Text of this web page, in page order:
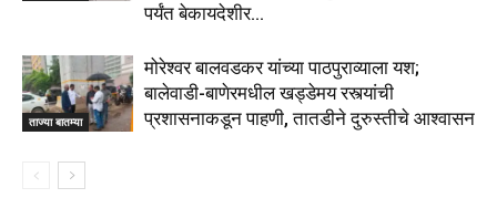
पर्यंत बेकायदेशीर...
ताज्या बातम्या
मोरेश्वर बालवडकर यांच्या पाठपुराव्याला यश;
बालेवाडी-बाणेरमधील खड्डेमय रस्त्यांची
प्रशासनाकडून पाहणी, तातडीने दुरुस्तीचे आश्वासन